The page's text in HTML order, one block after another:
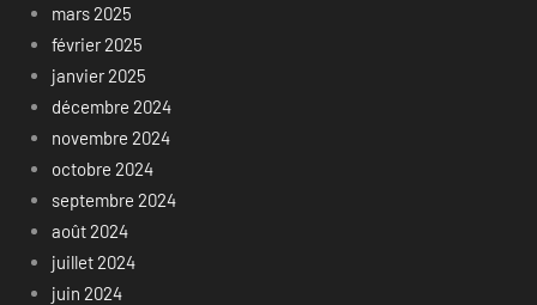
mars 2025
février 2025
janvier 2025
décembre 2024
novembre 2024
octobre 2024
septembre 2024
août 2024
juillet 2024
juin 2024